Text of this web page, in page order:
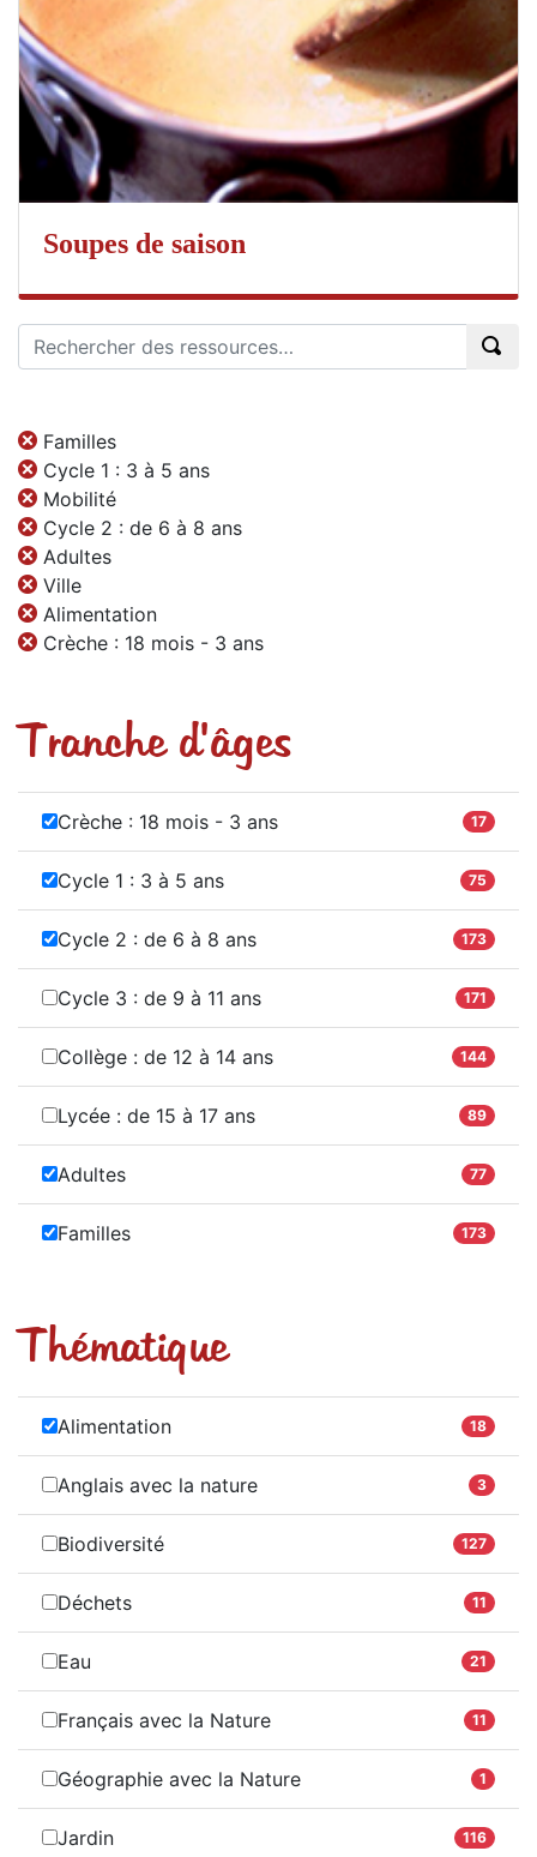
Soupes de saison
Familles
Cycle 1 : 3 à 5 ans
Mobilité
Cycle 2 : de 6 à 8 ans
Adultes
Ville
Alimentation
Crèche : 18 mois - 3 ans
Tranche d'âges
Crèche : 18 mois - 3 ans 17
Cycle 1 : 3 à 5 ans 75
Cycle 2 : de 6 à 8 ans 173
Cycle 3 : de 9 à 11 ans 171
Collège : de 12 à 14 ans 144
Lycée : de 15 à 17 ans 89
Adultes 77
Familles 173
Thématique
Alimentation 18
Anglais avec la nature 3
Biodiversité 127
Déchets 11
Eau 21
Français avec la Nature 11
Géographie avec la Nature 1
Jardin 116